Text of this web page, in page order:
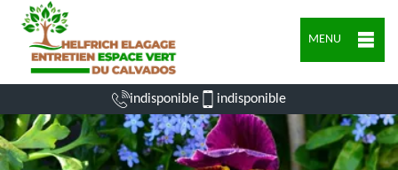
MENU
indisponible indisponible